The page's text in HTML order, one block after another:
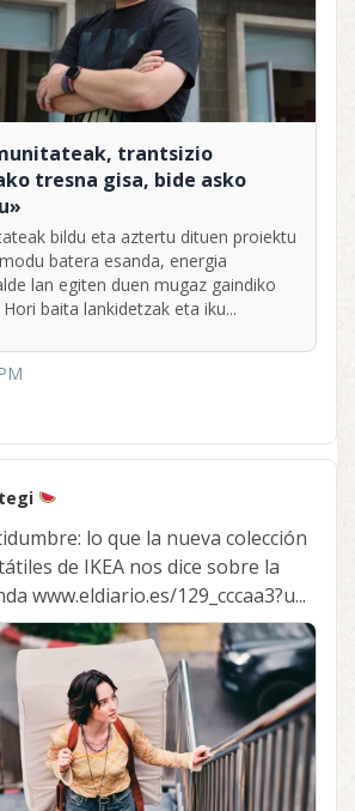
trantsizio
tresna gisa, bide asko
bildu eta aztertu dituen proiektu
batera esanda, energia
lan egiten duen mugaz gaindiko
baita lankidetzak eta iku...
lo que la nueva colección
de IKEA nos dice sobre la
www.eldiario.es/129_cccaa3?u...